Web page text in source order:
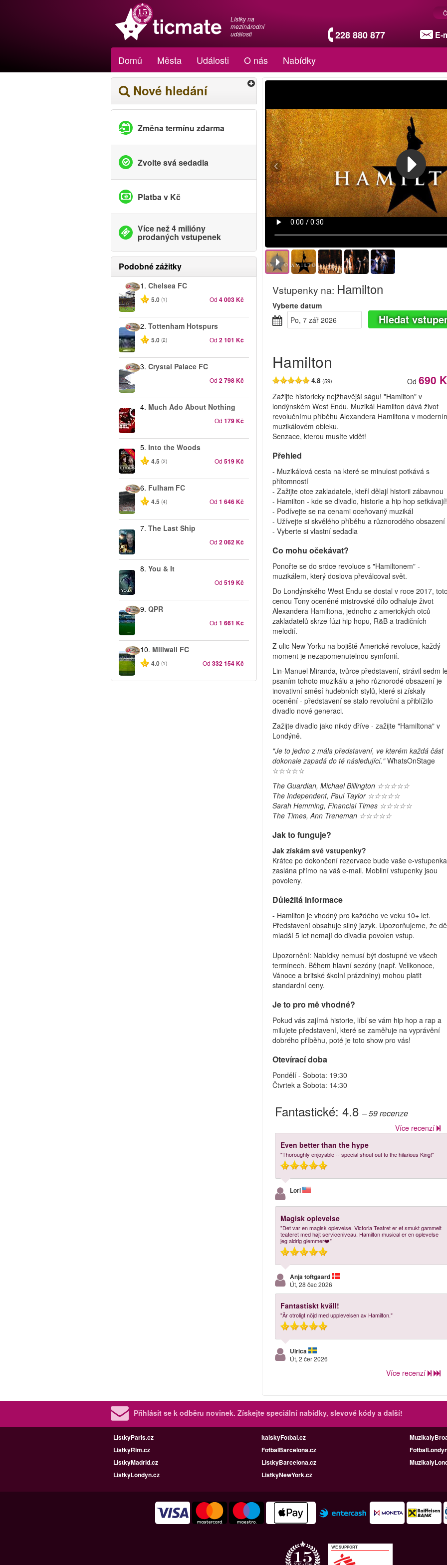
Lístky na
mezinárodní
události
228 880 877 E-
Domů Města Události O nás Nabídky
Nové hledání
Změna termínu zdarma
Zvolte svá sedadla
Platba v Kč
Více než 4 milióny
prodaných vstupenek
Podobné zážitky
1. Chelsea FC
5.0 (1) Od 4 003 Kč
2. Tottenham Hotspurs
5.0 (2) Od 2 101 Kč
3. Crystal Palace FC
Od 2 798 Kč
4. Much Ado About Nothing
Od 179 Kč
-40%
5. Into the Woods
4.5 (2) Od 519 Kč
6. Fulham FC
4.5 (4) Od 1 646 Kč
7. The Last Ship
Od 2 062 Kč
8. You & It
Od 519 Kč
9. QPR
Od 1 661 Kč
10. Millwall FC
4.0 (1) Od 332 154 Kč
Vstupenky na: Hamilton
Vyberte datum
Po, 7 zář 2026
Hledat
Hamilton
4.8(59) Od 690
Zažijte historicky nejžhavější ságu! "Hamilton" v
londýnském West Endu. Muzikál Hamilton dává život
revolučnímu příběhu Alexandera Hamiltona v
muzikálovém obleku.
Senzace, kterou musíte vidět!
Přehled
- Muzikálová cesta na které se minulost potkává s
přítomností
- Zažijte otce zakladatele, kteří dělají historii zábavnou
- Hamilton - kde se divadlo, historie a hip hop
- Podívejte se na cenami oceňovaný muzikál
- Užívejte si skvělého příběhu a různorodého obsazení
- Vyberte si vlastní sedadla
Co mohu očekávat?
Ponořte se do srdce revoluce s "Hamiltonem" -
muzikálem, který doslova převálcoval svět.
Do Londýnského West Endu se dostal v roce 2017,
cenou Tony oceněné mistrovské dílo odhaluje život
Alexandera Hamiltona, jednoho z amerických otců
zakladatelů skrze fúzi hip hopu, R&B a tradičních
melodií.
Z ulic New Yorku na bojiště Americké revoluce, každý
moment je nezapomenutelnou symfonií.
Lin-Manuel Miranda, tvůrce představení, strávil sedm
psaním tohoto muzikálu a jeho různorodé obsazení je
inovativní směsí hudebních stylů, které si získaly
ocenění - představení se stalo revoluční a přiblížilo
divadlo nové generaci.
Zažijte divadlo jako nikdy dříve - zažijte "Hamiltona" v
Londýně.
"Je to jedno z mála představení, ve kterém každá část
dokonale zapadá do té následující."WhatsOnStage
☆☆☆☆☆
The Guardian, Michael Billington ☆☆☆☆☆
The Independent, Paul Taylor ☆☆☆☆☆​
Sarah Hemming, Financial Times ☆☆☆☆☆​
The Times, Ann Treneman ☆☆☆☆☆​
Jak to funguje?
Jak získám své vstupenky?
Krátce po dokončení rezervace bude vaše e-vstupenka
zaslána přímo na váš e-mail. Mobilní vstupenky jsou
povoleny.
Důležitá informace
- Hamilton je vhodný pro každého ve veku 10+ let.
Představení obsahuje silný jazyk. Upozorňujeme, že
mladší 5 let nemají do divadla povolen vstup.
Upozornění: Nabídky nemusí být dostupné ve všech
termínech. Během hlavní sezóny (např. Velikonoce,
Vánoce a britské školní prázdniny) mohou platit
standardní ceny.
Je to pro mě vhodné?
Pokud vás zajímá historie, líbí se vám hip hop a rap a
milujete představení, které se zaměřuje na vyprávění
dobrého příběhu, poté je toto show pro vás!
Otevírací doba
Pondělí - Sobota: 19:30
Čtvrtek a Sobota: 14:30
Fantastické:4.8– 59recenze
Více recenzí
Even better than the hype
"Thoroughly enjoyable -- special shout out to the hilarious King!"
Lori
Magisk oplevelse
"Det var en magisk oplevelse. Victoria Teatret er et smukt gammelt
teateret med højt serviceniveau. Hamilton musical er en oplevelse
jeg aldrig glemmer❤️"
Anja toftgaard
Út, 28 čec 2026
Fantastiskt kväll!
"Är otroligt nöjd med upplevelsen av Hamilton."
Ulrica
Út, 2 čer 2026
Více recenzí
Přihlásit se k odběru novinek. Získejte speciální nabídky, slevové kódy a další!
ListkyParis.cz ItalskyFotbal.cz
ListkyRim.cz
FotbalBarcelona.cz
ListkyMadrid.cz
ListkyBarcelona.cz
ListkyLondyn.cz
ListkyNewYork.cz
WE SUPPORT